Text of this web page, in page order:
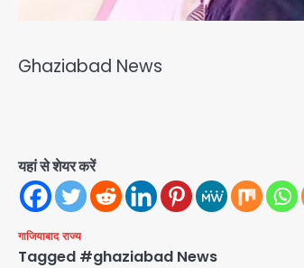
Ghaziabad News
यहां से शेयर करें
गाजियाबाद राज्य
Tagged #ghaziabad News